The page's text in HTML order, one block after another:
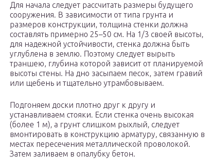
Для начала следует рассчитать размеры будущего
сооружения. В зависимости от типа грунта и
размеров конструкции, толщина стенки должна
составлять примерно 25–50 см. На 1/3 своей высоты,
для надежной устойчивости, стенка должна быть
углублена в землю. Поэтому следует вырыть
траншею, глубина которой зависит от планируемой
высоты стены. На дно засыпаем песок, затем гравий
или щебень и тщательно утрамбовываем.
Подгоняем доски плотно друг к другу и
устанавливаем стояки. Если стенка очень высокая
(более 1 м), а грунт слишком рыхлый, следует
вмонтировать в конструкцию арматуру, связанную в
местах пересечения металлической проволокой.
Затем заливаем в опалубку бетон.